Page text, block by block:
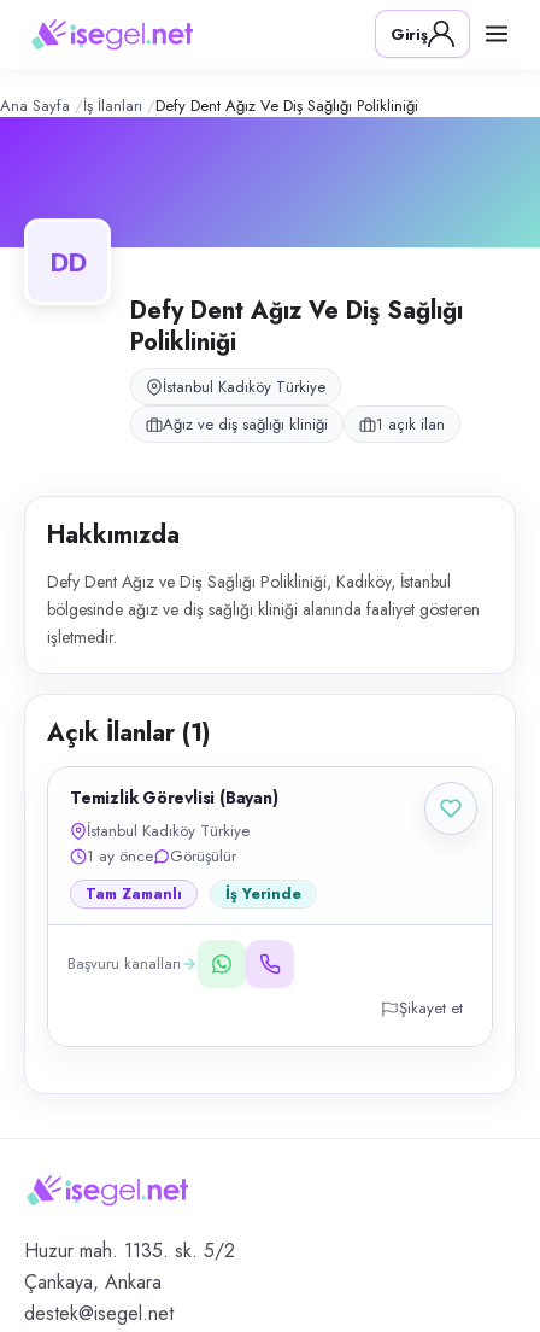
Dent Ağız ve Diş Sağlığı
Konum:
Defy Dent Ağız ve Diş Sağlığı Polikliniği, Kadıköy, İstanbul
Giriş
Ana Sayfa İş İlanları Defy Dent Ağız Ve Diş Sağlığı Polikliniği
DD
Defy Dent Ağız Ve Diş Sağlığı
Polikliniği
İstanbul Kadıköy Türkiye
Ağız ve diş sağlığı kliniği
1 açık ilan
Hakkımızda
Defy Dent Ağız ve Diş Sağlığı Polikliniği, Kadıköy, İstanbul
bölgesinde ağız ve diş sağlığı kliniği alanında faaliyet gösteren
işletmedir.
Açık İlanlar (1)
Temizlik Görevlisi (Bayan)
İstanbul Kadıköy Türkiye
1 ay önce
Görüşülür
Tam Zamanlı İş Yerinde
Başvuru kanalları
Şikayet et
Huzur mah. 1135. sk. 5/2
Çankaya, Ankara
destek@isegel.net